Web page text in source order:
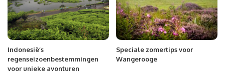
Indonesië’s
regenseizoenbestemmingen
voor unieke avonturen
Speciale zomertips voor
Wangerooge